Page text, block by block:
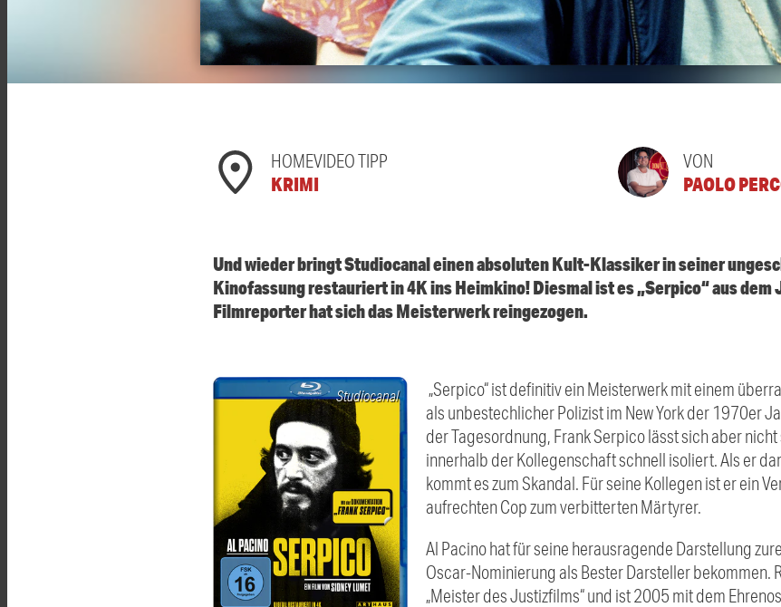
HOMEVIDEO TIPP
KRIMI
VON
PAOLO
Und wieder bringt Studiocanal einen absoluten Kult-Klassiker in seiner
Kinofassung restauriert in 4K ins Heimkino! Diesmal ist es „Serpico“ aus dem
Filmreporter hat sich das Meisterwerk reingezogen.
Studiocanal
„Serpico“ ist definitiv ein Meisterwerk mit einem
als unbestechlicher Polizist im New York der 1970er
der Tagesordnung, Frank Serpico lässt sich aber
innerhalb der Kollegenschaft schnell isoliert. Als er
kommt es zum Skandal. Für seine Kollegen ist er ein
aufrechten Cop zum verbitterten Märtyrer.
Al Pacino hat für seine herausragende Darstellung
Oscar-Nominierung als Bester Darsteller bekommen.
„Meister des Justizfilms“ und ist 2005 mit dem